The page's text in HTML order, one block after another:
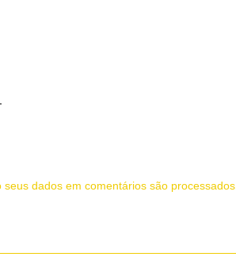
seus dados em comentários são processados